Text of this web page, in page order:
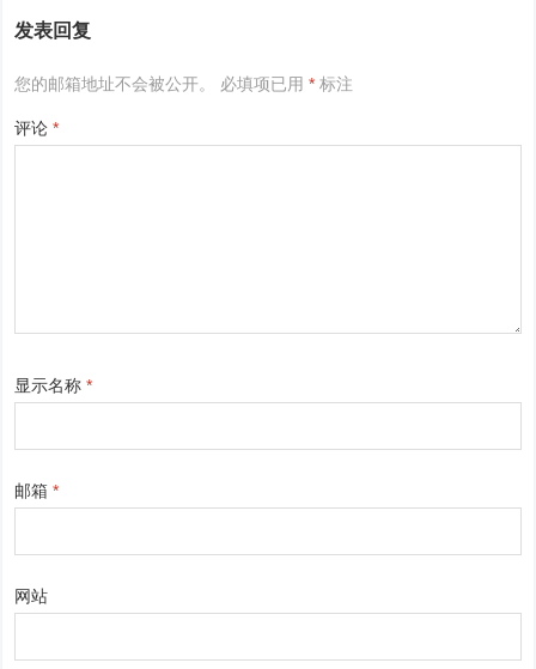
发表回复
您的邮箱地址不会被公开。 必填项已用* 标注
评论*
显示名称*
邮箱*
网站